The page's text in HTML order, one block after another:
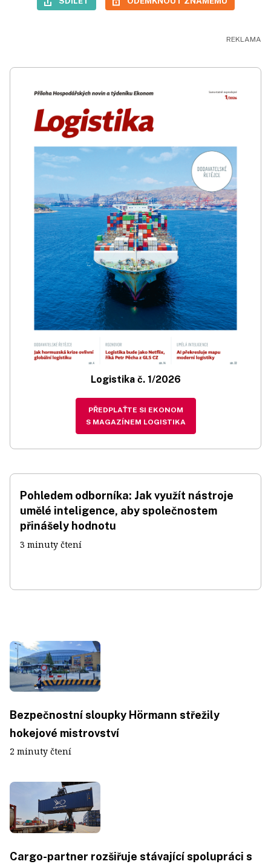
Logistika č. 1/2026
PŘEDPLAŤTE SI EKONOM
S MAGAZÍNEM LOGISTIKA
Pohledem odborníka: Jak využít nástroje
umělé inteligence, aby společnostem
přinášely hodnotu
3 minuty čtení
Bezpečnostní sloupky Hörmann střežily
hokejové mistrovství
2 minuty čtení
Cargo-partner rozšiřuje stávající spolupráci s